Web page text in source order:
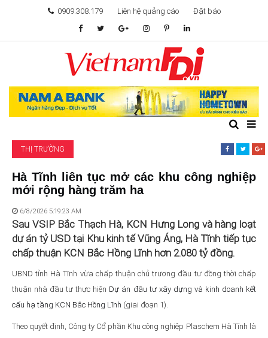
0909.308.179 Liên hệ quảng cáo Đặt báo
TÂM ĐIỂM ĐẦU TƯ
TÀI CHÍNH
KHỞI NGHIỆP
GIẢI TRÍ & CÔNG NGHỆ
THỊ TRƯỜNG
Hà Tĩnh liên tục mở các khu công nghiệp
mới rộng hàng trăm ha
6/8/2026 5:19:23 AM
Sau VSIP Bắc Thạch Hà, KCN Hưng Long và hàng loạt
dự án tỷ USD tại Khu kinh tế Vũng Áng, Hà Tĩnh tiếp tục
chấp thuận KCN Bắc Hồng Lĩnh hơn 2.080 tỷ đồng.
UBND tỉnh Hà Tĩnh vừa chấp thuận chủ trương đầu tư đồng thời chấp
thuận nhà đầu tư thực hiện Dự án đầu tư xây dựng và kinh doanh kết
cấu hạ tầng KCN Bắc Hồng Lĩnh (giai đoạn 1).
Theo quyết định, Công ty Cổ phần Khu công nghiệp Plaschem Hà Tĩnh là